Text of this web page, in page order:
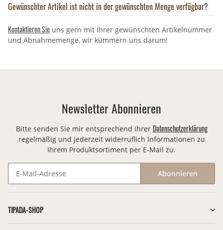
Gewünschter Artikel ist nicht in der gewünschten Menge verfügbar?
Kontaktieren Sie uns gern mit Ihrer gewünschten Artikelnummer
und Abnahmemenge, wir kümmern uns darum!
Newsletter Abonnieren
Bitte senden Sie mir entsprechend Ihrer Datenschutzerklärung
regelmäßig und jederzeit widerruflich Informationen zu
Ihrem Produktsortiment per E-Mail zu.
Abonnieren
TIPADA-SHOP